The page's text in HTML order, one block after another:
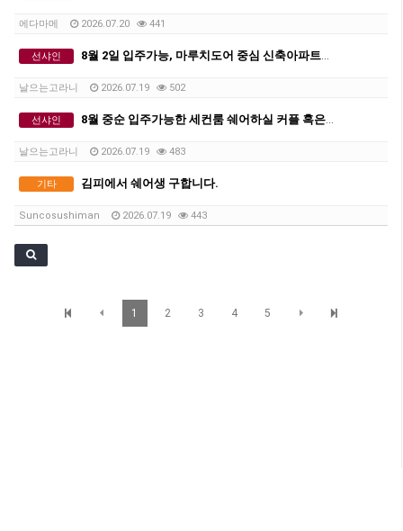
에다마메 2026.07.20 441
선샤인 8월 2일 입주가능, 마루치도어 중심 신축아파트에서 세컨룸 쉐어하실 커플 혹은 2인 쉐어생 구합니다.
날으는고라니 2026.07.19 502
선샤인 8월 중순 입주가능한 세컨룸 쉐어하실 커플 혹은 2인 쉐어생 구합니다.
날으는고라니 2026.07.19 483
기타 김피에서 쉐어생 구합니다.
Suncosushiman 2026.07.19 443
1 2 3 4 5